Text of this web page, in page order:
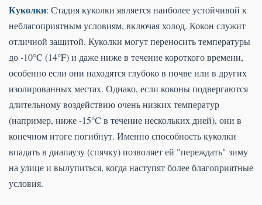
Куколки: Стадия куколки является наиболее устойчивой к
неблагоприятным условиям, включая холод. Кокон служит
отличной защитой. Куколки могут переносить температуры
до -10°C (14°F) и даже ниже в течение короткого времени,
особенно если они находятся глубоко в почве или в других
изолированных местах. Однако, если коконы подвергаются
длительному воздействию очень низких температур
(например, ниже -15°C в течение нескольких дней), они в
конечном итоге погибнут. Именно способность куколки
впадать в диапаузу (спячку) позволяет ей "переждать" зиму
на улице и вылупиться, когда наступят более благоприятные
условия.